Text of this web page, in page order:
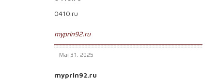
0410.ru
myprin92.ru
Mai 31, 2025
myprin92.ru